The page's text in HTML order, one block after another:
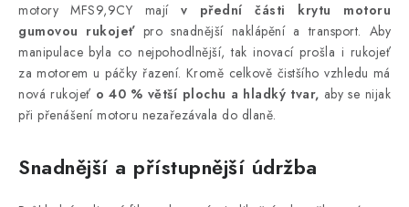
motory MFS9,9CY mají
v přední části krytu motoru
gumovou rukojeť pro snadnější naklápění a transport. Aby
manipulace byla co nejpohodlnější, tak inovací prošla i rukojeť
za motorem u páčky řazení. Kromě celkově čistšího vzhledu má
nová rukojeť o 40 % větší plochu a hladký tvar, aby se nijak
při přenášení motoru nezařezávala do dlaně.
Snadnější a přístupnější údržba